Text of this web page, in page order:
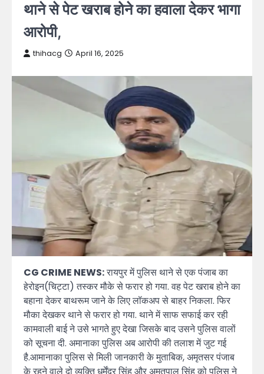
थाने से पेट खराब होने का हवाला देकर भागा
आरोपी,
thihacg April 16, 2025
CG CRIME NEWS:रायपुर में पुलिस थाने से एक पंजाब का
हेरोइन(चिट्टा) तस्कर मौके से फरार हो गया. वह पेट खराब होने का
बहाना देकर बाथरूम जाने के लिए लॉकअप से बाहर निकला. फिर
मौका देखकर थाने से फरार हो गया. थाने में साफ सफाई कर रही
कामवाली बाई ने उसे भागते हुए देखा जिसके बाद उसने पुलिस वालों
को सूचना दी. अमानाका पुलिस अब आरोपी की तलाश में जुट गई
है.आमानाका पुलिस से मिली जानकारी के मुताबिक, अमृतसर पंजाब